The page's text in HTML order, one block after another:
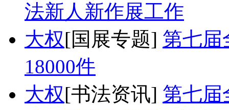
法新人新作展工作
大权[国展专题] 第七届
18000件
大权[书法资讯] 第七届